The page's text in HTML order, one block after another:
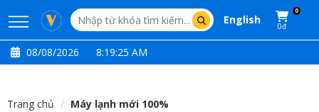
English
0
0đ
08/08/2026 8:19:26 AM
Trang chủ
Máy lạnh mới 100%